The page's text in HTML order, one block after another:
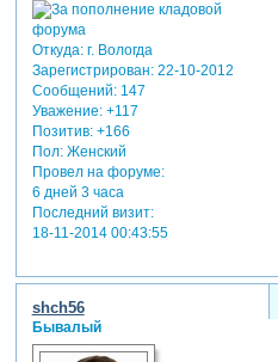
Откуда:г. Вологда
Зарегистрирован: 22-10-2012
Сообщений:147
Уважение: +117
Позитив: +166
Пол:Женский
Провел на форуме:
6 дней 3 часа
Последний визит:
18-11-2014 00:43:55
shch56
Бывалый